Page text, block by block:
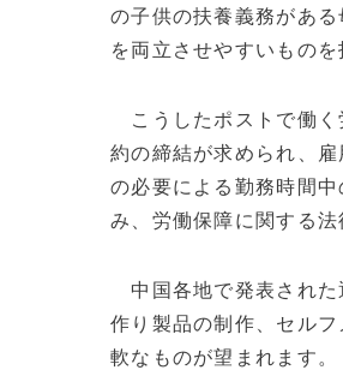
の子供の扶養義務があ
を両立させやすいものを
こうしたポストで働く
約の締結が求められ、
の必要による勤務時間
み、労働保障に関する
中国各地で発表された
作り製品の制作、セル
軟なものが望まれます。